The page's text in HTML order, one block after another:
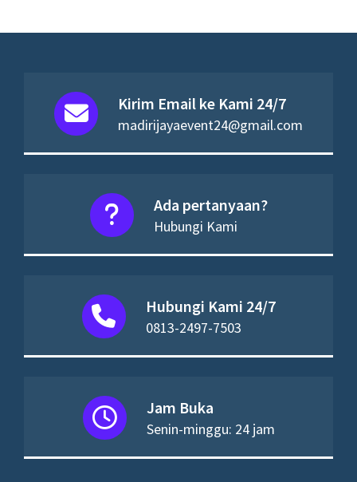
Kirim Email ke Kami 24/7
madirijayaevent24@gmail.com
Ada pertanyaan?
Hubungi Kami
Hubungi Kami 24/7
0813-2497-7503
Jam Buka
Senin-minggu: 24 jam